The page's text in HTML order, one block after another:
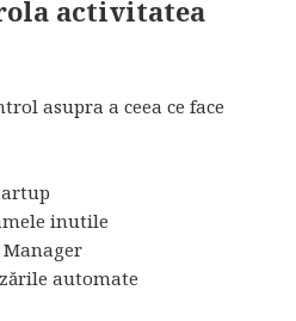
activitatea
asupra a ceea ce face
inutile
automate